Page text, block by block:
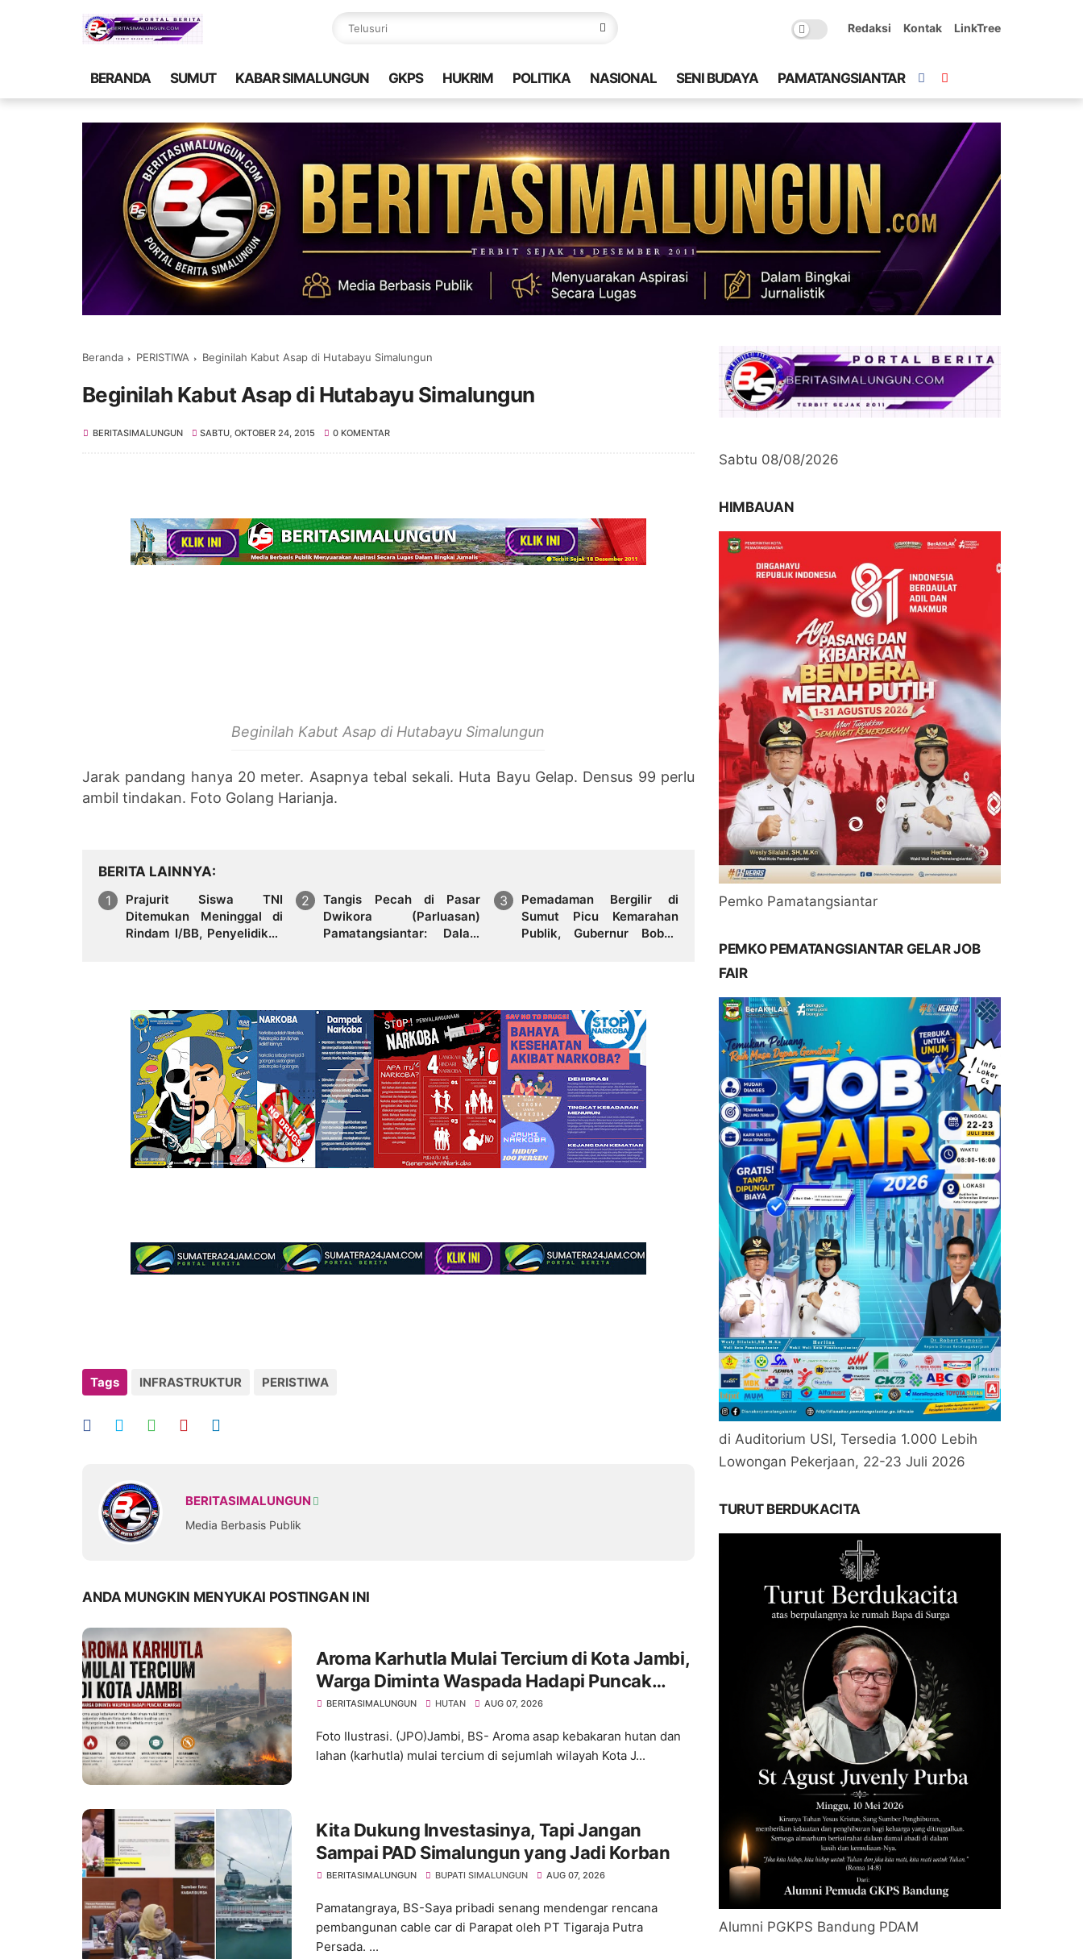
Redaksi Kontak LinkTree
BERANDA SUMUT KABAR SIMALUNGUN GKPS HUKRIM POLITIKA NASIONAL SENI BUDAYA PAMATANGSIANTAR
Beranda PERISTIWA Beginilah Kabut Asap di Hutabayu Simalungun
Beginilah Kabut Asap di Hutabayu Simalungun
BERITASIMALUNGUN SABTU, OKTOBER 24, 2015 0 KOMENTAR
Beginilah Kabut Asap di Hutabayu Simalungun
Jarak pandang hanya 20 meter. Asapnya tebal sekali. Huta Bayu Gelap. Densus 99 perlu
ambil tindakan. Foto Golang Harianja.
BERITA LAINNYA
Prajurit Siswa TNI
Ditemukan Meninggal di
Rindam I/BB, Penyelidikan
Tangis Pecah di Pasar
Dwikora (Parluasan)
Pamatangsiantar: Dalam
Pemadaman Bergilir di
Sumut Picu Kemarahan
Publik, Gubernur Bobby
Tags INFRASTRUKTUR PERISTIWA
BERITASIMALUNGUN
Media Berbasis Publik
ANDA MUNGKIN MENYUKAI POSTINGAN INI
Aroma Karhutla Mulai Tercium di Kota Jambi,
Warga Diminta Waspada Hadapi Puncak
Kemarau
BERITASIMALUNGUN HUTAN AUG 07, 2026
Foto Ilustrasi. (JPO)Jambi, BS- Aroma asap kebakaran hutan dan
lahan (karhutla) mulai tercium di sejumlah wilayah Kota J...
Kita Dukung Investasinya, Tapi Jangan
Sampai PAD Simalungun yang Jadi Korban
BERITASIMALUNGUN BUPATI SIMALUNGUN AUG 07, 2026
Pamatangraya, BS-Saya pribadi senang mendengar rencana
pembangunan cable car di Parapat oleh PT Tigaraja Putra
Persada. ...
Sabtu 08/08/2026
HIMBAUAN
Pemko Pamatangsiantar
PEMKO PEMATANGSIANTAR GELAR JOB
FAIR
di Auditorium USI, Tersedia 1.000 Lebih
Lowongan Pekerjaan, 22-23 Juli 2026
TURUT BERDUKACITA
Alumni PGKPS Bandung PDAM